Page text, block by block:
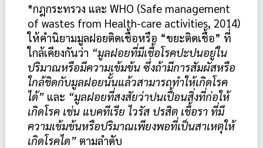
*กฎกระทรวง และ WHO (Safe management
of wastes from Health-care activities, 2014)
ให้คำนิยามมูลฝอยติดเชื้อหรือ “ขยะติดเชื้อ” ที่
ใกล้เคียงกันว่า “มูลฝอยที่มีเชื้อโรคปะปนอยู่ใน
ปริมาณหรือมีความเข้มข้น ซึ่งถ้ามีการสัมผัสหรือ
ใกล้ชิดกับมูลฝอยนั้นแล้วสามารถทำให้เกิดโรค
ได้” และ “มูลฝอยที่สงสัยว่าปนเปื้อนสิ่งที่ก่อให้
เกิดโรค เช่น แบคทีเรีย ไวรัส ปรสิต เชื้อรา ที่มี
ความเข้มข้นหรือปริมาณเพียงพอที่เป็นสาเหตุให้
เกิดโรคได” ตามลำดับ